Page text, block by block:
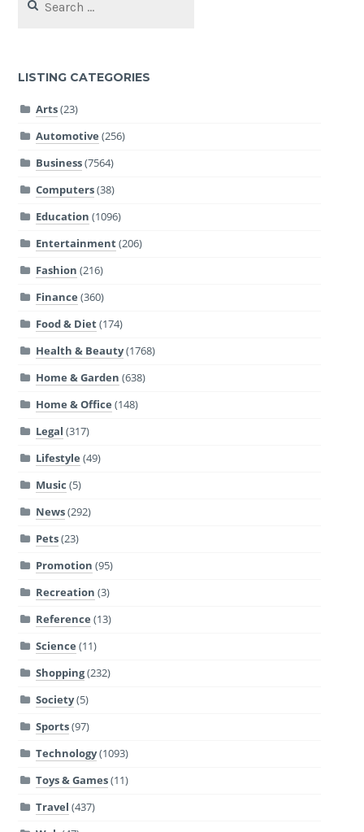
for:
LISTING CATEGORIES
Arts(23)
Automotive (256)
Business(7564)
Computers(38)
Education (1096)
Entertainment(206)
Fashion (216)
Finance (360)
Food & Diet(174)
Health & Beauty(1768)
Home & Garden (638)
Home & Office (148)
Legal (317)
Lifestyle (49)
Music (5)
News(292)
Pets(23)
Promotion (95)
Recreation (3)
Reference (13)
Science (11)
Shopping(232)
Society(5)
Sports(97)
Technology(1093)
Toys & Games(11)
Travel (437)